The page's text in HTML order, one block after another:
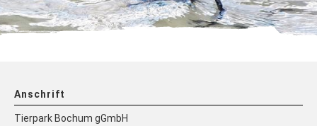
Anschrift
Tierpark Bochum gGmbH